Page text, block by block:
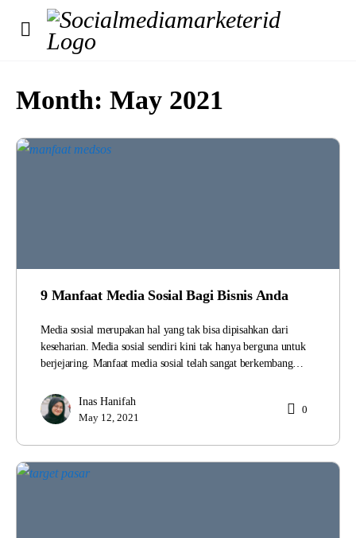
Month: May 2021
9 Manfaat Media Sosial Bagi Bisnis Anda
Media sosial merupakan hal yang tak bisa dipisahkan dari
keseharian. Media sosial sendiri kini tak hanya berguna untuk
berjejaring. Manfaat media sosial telah sangat berkembang…
Inas Hanifah
May 12, 2021
0